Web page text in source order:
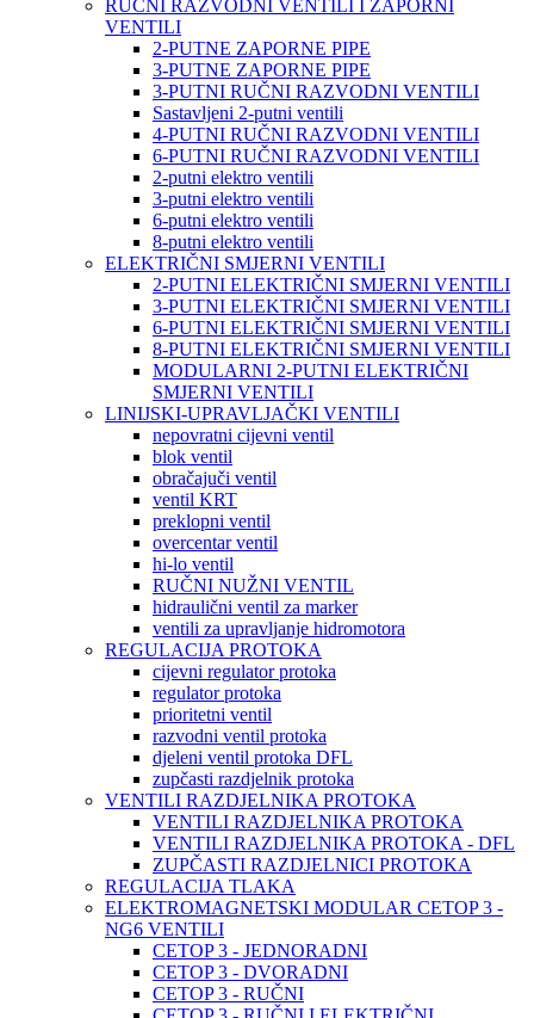
RUČNI RAZVODNI VENTILI I ZAPORNI
VENTILI
2-PUTNE ZAPORNE PIPE
3-PUTNE ZAPORNE PIPE
3-PUTNI RUČNI RAZVODNI VENTILI
Sastavljeni 2-putni ventili
4-PUTNI RUČNI RAZVODNI VENTILI
6-PUTNI RUČNI RAZVODNI VENTILI
2-putni elektro ventili
3-putni elektro ventili
6-putni elektro ventili
8-putni elektro ventili
ELEKTRIČNI SMJERNI VENTILI
2-PUTNI ELEKTRIČNI SMJERNI VENTILI
3-PUTNI ELEKTRIČNI SMJERNI VENTILI
6-PUTNI ELEKTRIČNI SMJERNI VENTILI
8-PUTNI ELEKTRIČNI SMJERNI VENTILI
MODULARNI 2-PUTNI ELEKTRIČNI
SMJERNI VENTILI
LINIJSKI-UPRAVLJAČKI VENTILI
nepovratni cijevni ventil
blok ventil
obračajuči ventil
ventil KRT
preklopni ventil
overcentar ventil
hi-lo ventil
RUČNI NUŽNI VENTIL
hidraulični ventil za marker
ventili za upravljanje hidromotora
REGULACIJA PROTOKA
cijevni regulator protoka
regulator protoka
prioritetni ventil
razvodni ventil protoka
djeleni ventil protoka DFL
zupčasti razdjelnik protoka
VENTILI RAZDJELNIKA PROTOKA
VENTILI RAZDJELNIKA PROTOKA
VENTILI RAZDJELNIKA PROTOKA - DFL
ZUPČASTI RAZDJELNICI PROTOKA
REGULACIJA TLAKA
ELEKTROMAGNETSKI MODULAR CETOP 3 -
NG6 VENTILI
CETOP 3 - JEDNORADNI
CETOP 3 - DVORADNI
CETOP 3 - RUČNI